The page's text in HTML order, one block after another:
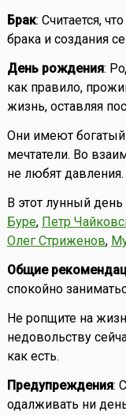
Брак: Считается,
брака и создания
День рождения:
как правило,
жизнь, оставляя
Они имеют
мечтатели. Во
не любят давления.
В этот лунный
Буре, Петр
Олег Стриженов,
Общие
спокойно
Не ропщите на
недовольству
как есть.
Предупреждения:
одалживать ни